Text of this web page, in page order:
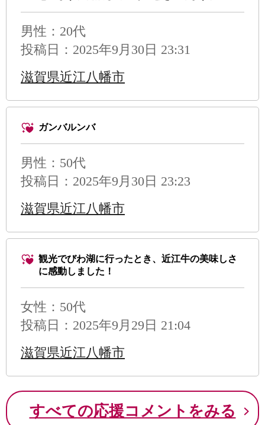
男性 ：20代
投稿日：2025年9月30日 23:31
滋賀県近江八幡市
ガンバルンバ
男性 ：50代
投稿日：2025年9月30日 23:23
滋賀県近江八幡市
観光でびわ湖に行ったとき、近江牛の美味しさ
に感動しました！
女性：50代
投稿日：2025年9月29日 21:04
滋賀県近江八幡市
すべての応援コメントをみる